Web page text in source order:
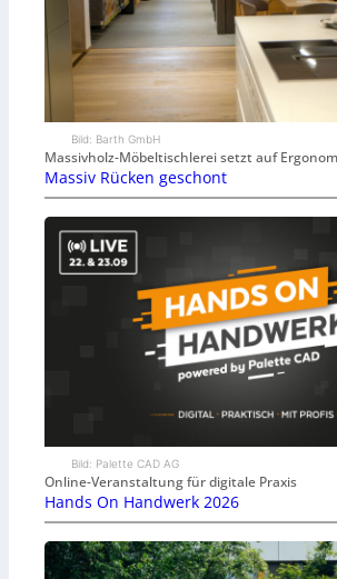
Bild: Barth GmbH
Massivholz-Möbeltischlerei setzt auf
Massiv Rücken geschont
Bild: Palette CAD AG
Online-Veranstaltung für digitale Praxis
Hands On Handwerk 2026